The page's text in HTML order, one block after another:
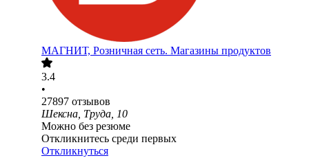
МАГНИТ, Розничная сеть. Магазины продуктов
3.4
•
27897 отзывов
Шексна, Труда, 10
Можно без резюме
Откликнитесь среди первых
Откликнуться